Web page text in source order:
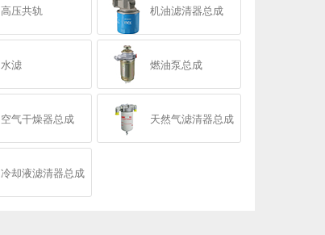
高压共轨 机油滤清器总成
水滤 燃油泵总成
空气干燥器总成 天然气滤清器总成
冷却液滤清器总成